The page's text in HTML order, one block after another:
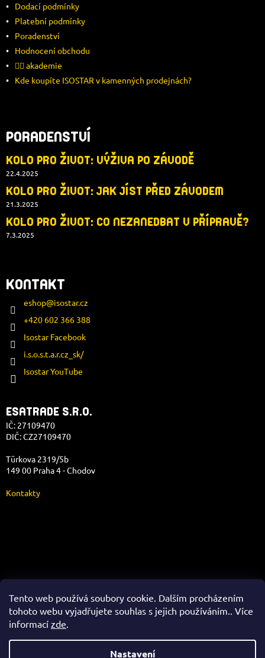
Tento web používá soubory cookie. Dalším procházením
tohoto webu vyjadřujete souhlas s jejich používáním.. Více
informací zde.
Nastavení
T
Dodací podmínky
Platební podmínky
Poradenství
Hodnocení obchodu
🚴‍♂️ akademie
Kde koupíte ISOSTAR v kamenných prodejnách?
PORADENSTVÍ
KOLO PRO ŽIVOT: VÝŽIVA PO ZÁVODĚ
22.4.2025
KOLO PRO ŽIVOT: JAK JÍST PŘED ZÁVODEM
21.3.2025
KOLO PRO ŽIVOT: CO NEZANEDBAT V PŘÍPRAVĚ?
7.3.2025
KONTAKT
eshop@isostar.cz
+420 602 366 388
Isostar Facebook
i.s.o.s.t.a.r.cz_sk/
Isostar YouTube
ESATRADE S.R.O.
IČ: 27109470
DIČ: CZ27109470
Türkova 2319/5b
149 00 Praha 4 - Chodov
Kontakty
Vytvořil Shoptet